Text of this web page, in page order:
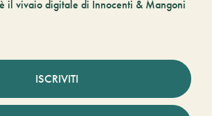
il vivaio digitale di Innocenti & Mangoni
ISCRIVITI